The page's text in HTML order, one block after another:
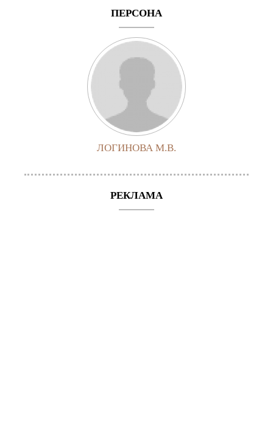
ПЕРСОНА
ЛОГИНОВА М.В.
РЕКЛАМА